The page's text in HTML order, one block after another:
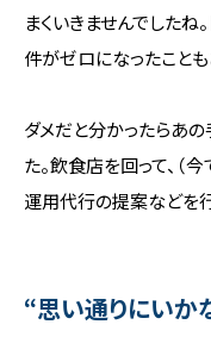
まくいきませんでした
件がゼロになったことも
ダメだと分かったらあ
た。飲食店を回って、（
運用代行の提案などを
“思い通りにいか